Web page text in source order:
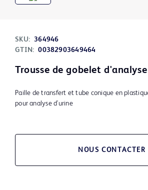
SKU: 364946
GTIN: 00382903649464
Trousse de gobelet
Paille de transfert et tube conique en
pour analyse d'urine
NOUS CONTACTER